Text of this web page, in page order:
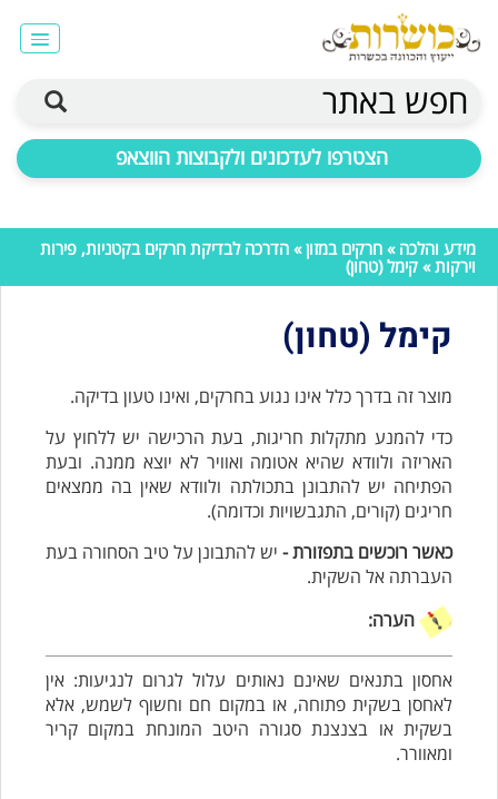
חפש באתר
הצטרפו לעדכונים ולקבוצות הווצאפ
מידע והלכה » חרקים במזון» הדרכה לבדיקת חרקים בקטניות, פירות
וירקות» קימל (טחון)
קימל (טחון)
מוצר זה בדרך כלל אינו נגוע בחרקים, ואינו טעון בדיקה.
כדי להמנע מתקלות חריגות, בעת הרכישה יש ללחוץ על
האריזה ולוודא שהיא אטומה ואוויר לא יוצא ממנה. ובעת
הפתיחה יש להתבונן בתכולתה ולוודא שאין בה ממצאים
חריגים (קורים, התגבשויות וכדומה).
כאשר רוכשים בתפזורת - יש להתבונן על טיב הסחורה בעת
העברתה אל השקית.
הערה:
אחסון בתנאים שאינם נאותים עלול לגרום לנגיעות: אין
לאחסן בשקית פתוחה, או במקום חם וחשוף לשמש, אלא
בשקית או בצנצנת סגורה היטב המונחת במקום קריר
ומאוורר.